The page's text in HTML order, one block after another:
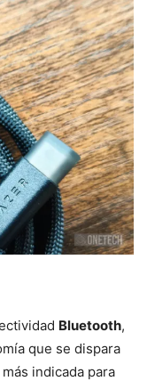
Bluetooth,
que se dispara
indicada para